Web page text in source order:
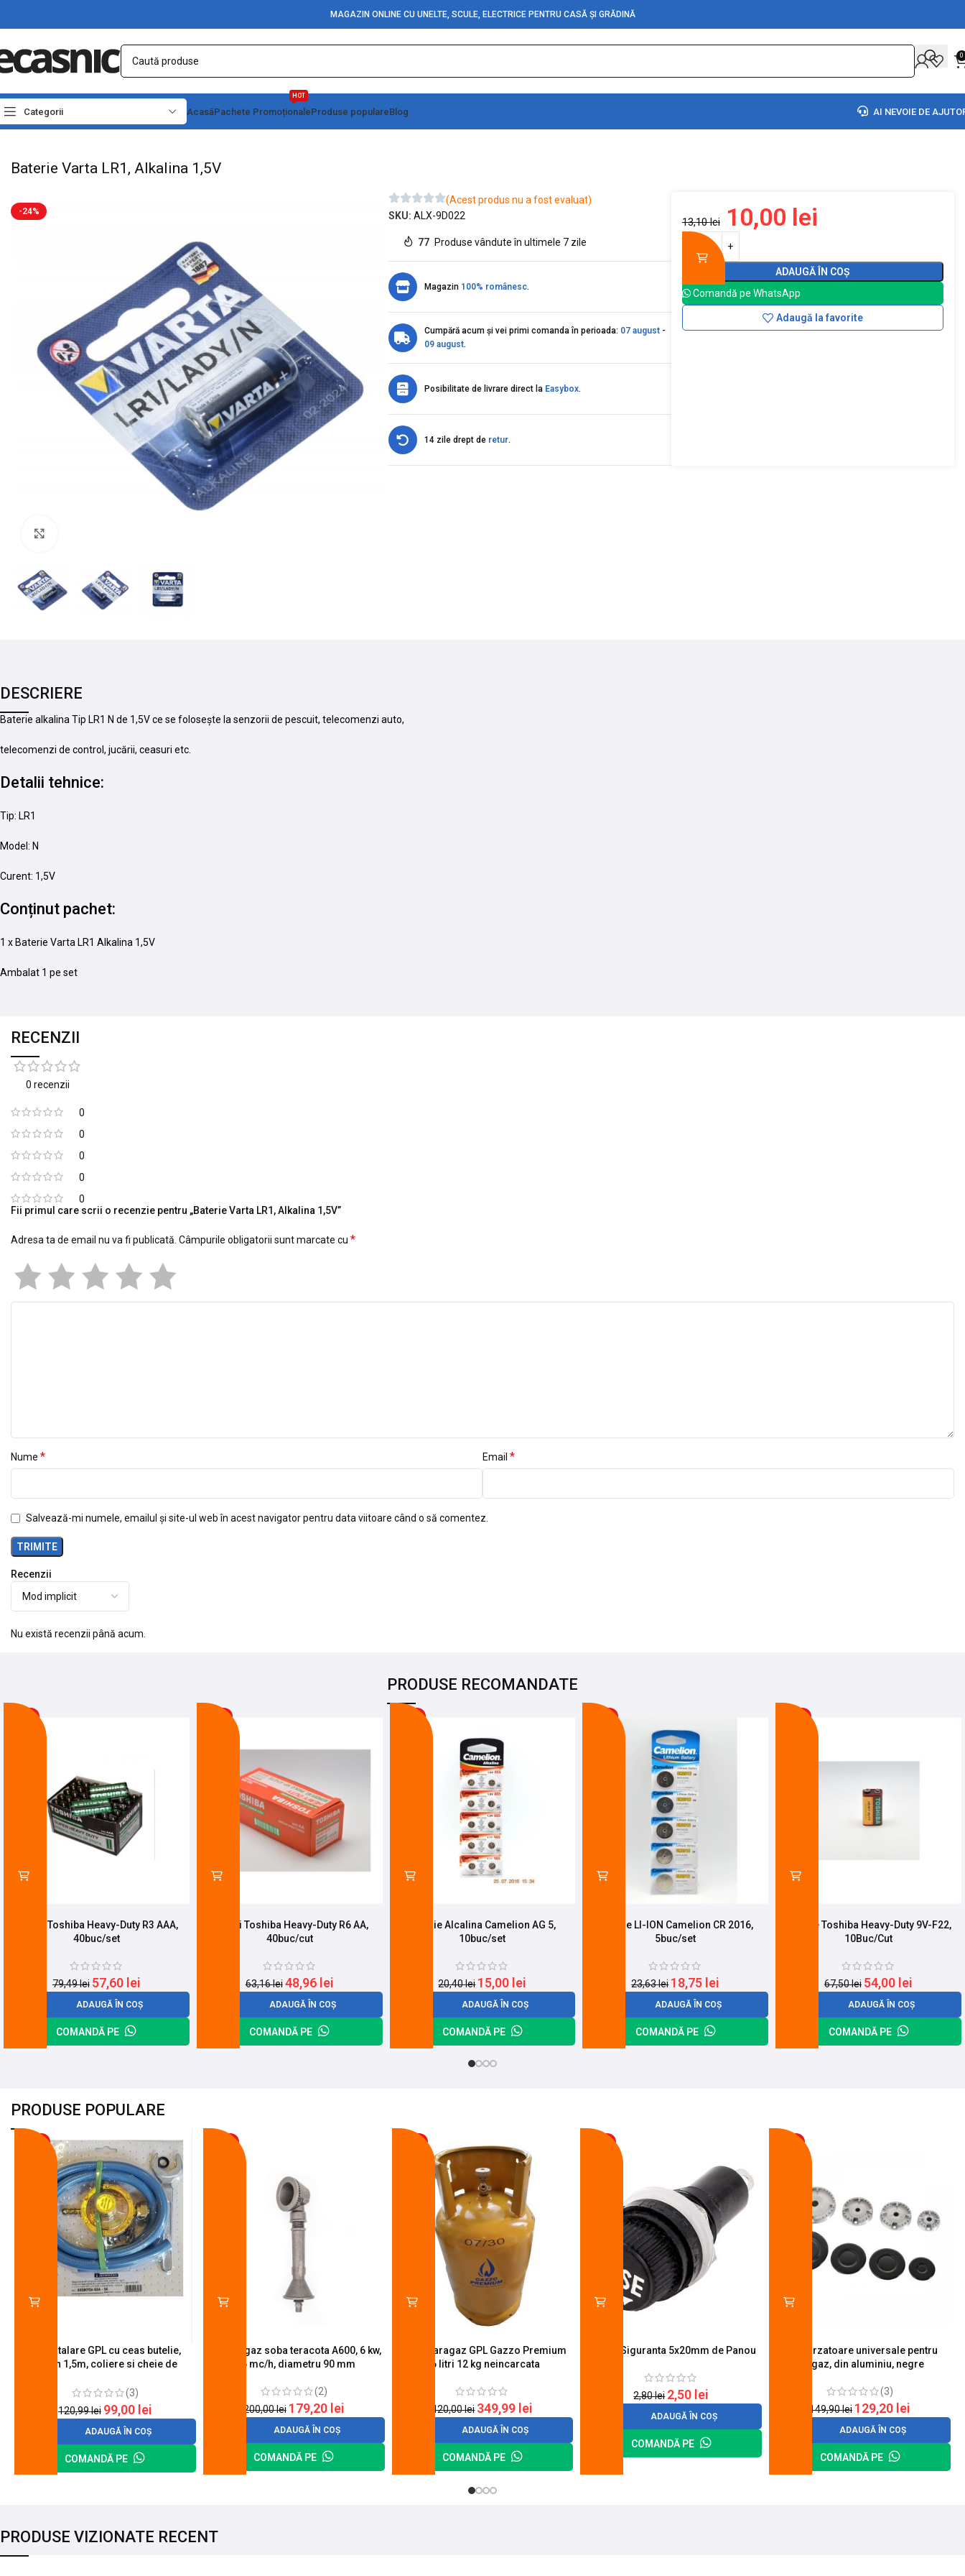
MAGAZIN ONLINE CU UNELTE, SCULE, ELECTRICE PENTRU CASĂ ȘI GRĂDINĂ
0
Categorii AcasăPachete Promoționale
HOT
Produse populareBlog AI NEVOIE DE
Prima pagină Electrice Baterie Bateri Speciale
Baterie Varta LR1, Alkalina 1,5V
-24%
(Acest produs nu a fost evaluat)
SKU: ALX-9D022
77 Produse vândute în ultimele 7 zile
Magazin 100% românesc.
Cumpără acum și vei primi comanda în perioada: 07 august-
09 august.
Posibilitate de livrare direct la Easybox.
14 zile drept de retur.
13,10lei 10,00 lei
ADAUGĂ ÎN COȘ
Comandă pe WhatsApp
Adaugă la favorite
DESCRIERE
Baterie alkalina Tip LR1 N de 1,5V ce se folosește la senzorii de pescuit, telecomenzi auto,
telecomenzi de control, jucării, ceasuri etc.
Detalii tehnice:
Tip: LR1
Model: N
Curent: 1,5V
Conținut pachet:
1 x Baterie Varta LR1 Alkalina 1,5V
Ambalat 1 pe set
RECENZII
0 recenzii
0
0
0
0
0
Recenzii
Nu există recenzii până acum.
Fii primul care scrii o recenzie pentru „Baterie Varta LR1, Alkalina 1,5V”
Adresa ta de email nu va fi publicată. Câmpurile obligatorii sunt marcate cu *
Nume * Email *
Salvează-mi numele, emailul și site-ul web în acest navigator pentru data viitoare când o să comentez.
PRODUSE RECOMANDATE
Baterii Toshiba Heavy-Duty R3 AAA,
40buc/set
79,49lei 57,60 lei
ADAUGĂ ÎN COȘ
COMANDĂ PE
Baterii Toshiba Heavy-Duty R6 AA,
40buc/cut
63,16lei 48,96 lei
ADAUGĂ ÎN COȘ
COMANDĂ PE
Baterie Alcalina Camelion AG 5,
10buc/set
20,40lei 15,00 lei
ADAUGĂ ÎN COȘ
COMANDĂ PE
Baterie LI-ION Camelion CR 2016,
5buc/set
23,63lei 18,75 lei
ADAUGĂ ÎN COȘ
COMANDĂ PE
Baterie Toshiba Heavy-Duty 9V-F22,
10Buc/Cut
67,50lei 54,00 lei
ADAUGĂ ÎN COȘ
COMANDĂ PE
PRODUSE POPULARE
Kit instalare GPL cu ceas butelie,
furtun 1,5m, coliere si cheie de
(3)
120,99lei 99,00 lei
ADAUGĂ ÎN COȘ
COMANDĂ PE
Arzator gaz soba teracota A600, 6 kw,
0.6 mc/h, diametru 90 mm
(2)
200,00lei 179,20 lei
ADAUGĂ ÎN COȘ
COMANDĂ PE
Butelie aragaz GPL Gazzo Premium
26 litri 12 kg neincarcata
420,00lei 349,99 lei
ADAUGĂ ÎN COȘ
COMANDĂ PE
Suport Siguranta 5x20mm de Panou
2,80lei 2,50 lei
ADAUGĂ ÎN COȘ
COMANDĂ PE
Set 4 arzatoare universale pentru
aragaz, din aluminiu, negre
(3)
149,90lei 129,20 lei
ADAUGĂ ÎN COȘ
COMANDĂ PE
PRODUSE VIZIONATE RECENT